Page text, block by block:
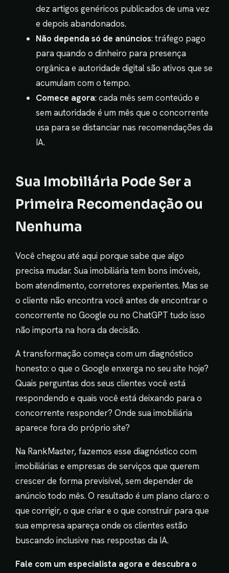
dez artigos genéricos publicados de uma vez
e depois abandonados.
Não dependa só de anúncios: tráfego pago
para quando o dinheiro para presença
orgânica e autoridade digital são ativos que se
acumulam com o tempo.
Comece agora: cada mês sem conteúdo e
sem autoridade é um mês que o concorrente
usa para se distanciar nas recomendações da
IA.
Sua Imobiliária Pode Ser a
Primeira Recomendação ou
Nenhuma
Você chegou até aqui porque sabe que algo
precisa mudar. Sua imobiliária tem bons imóveis,
bom atendimento, corretores experientes. Mas se
o cliente não encontra você antes de encontrar o
concorrente no Google ou no ChatGPT tudo isso
não importa na hora da decisão.
A transformação começa com um diagnóstico
honesto: o que o Google enxerga no seu site hoje?
Quais perguntas dos seus clientes você está
respondendo e quais você está deixando para o
concorrente responder? Onde sua imobiliária
aparece fora do próprio site?
Na RankMaster, fazemos esse diagnóstico com
imobiliárias e empresas de serviços que querem
crescer de forma previsível, sem depender de
anúncio todo mês. O resultado é um plano claro: o
que corrigir, o que criar e o que construir para que
sua empresa apareça onde os clientes estão
buscando inclusive nas respostas da IA.
Fale com um especialista agora e descubra o